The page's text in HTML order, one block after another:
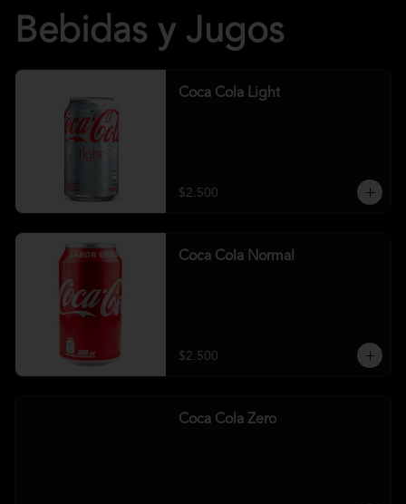
Bebidas y Jugos
Coca Cola Light
$2.500
Coca Cola Normal
$2.500
Coca Cola Zero